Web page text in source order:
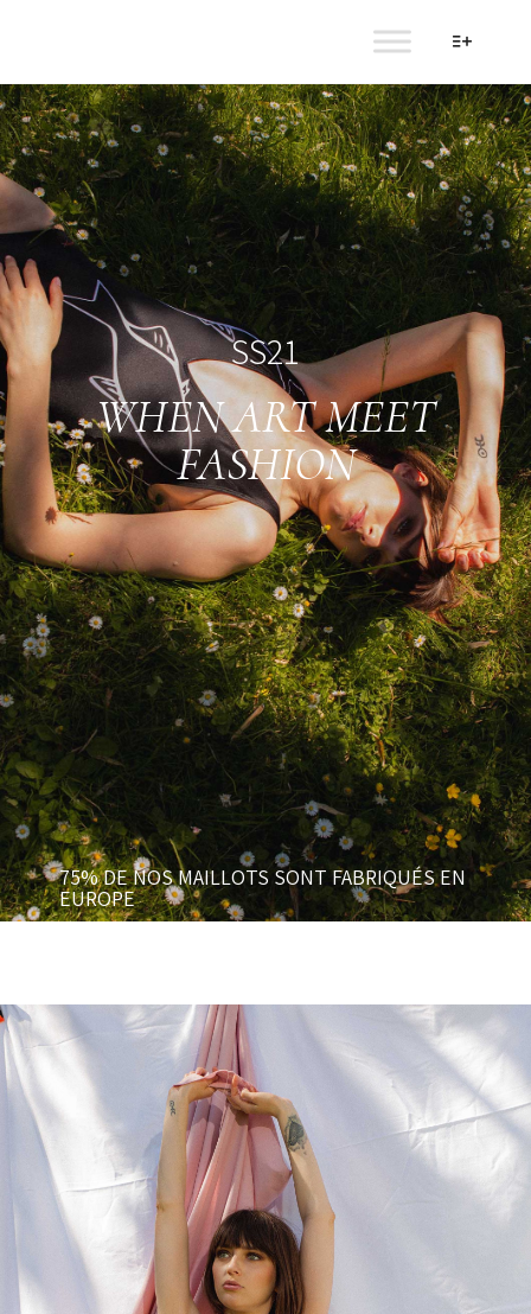
SS21
WHEN ART MEET
FASHION
75% DE NOS MAILLOTS SONT FABRIQUÉS EN
EUROPE